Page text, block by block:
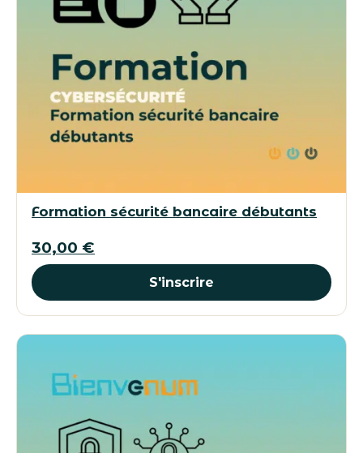
Formation sécurité bancaire débutants
30,00 €
S'inscrire